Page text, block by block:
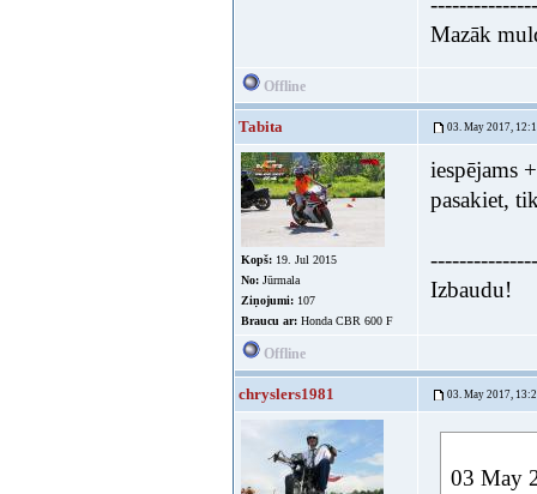
Mazāk
Offline
Tabita 03. May 2017,
Kopš: 19. Jul 2015
No: Jūrmala
Ziņojumi: 107
Braucu ar: Honda CBR 600 F
iespējams
pasakiet,
Izbaudu!
Offline
chryslers1981 03. May 2017,
03 May